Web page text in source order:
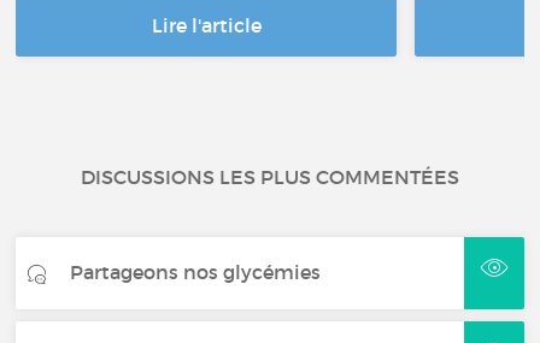
Lire l'article
DISCUSSIONS LES PLUS COMMENTÉES
Partageons nos glycémies